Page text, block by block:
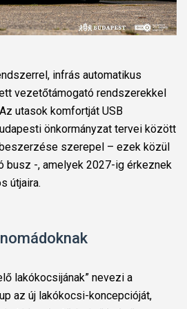
infrás automatikus
vezetőtámogató rendszerekkel
utasok komfortját USB
önkormányzat tervei között
szerepel – ezek közül
busz -, amelyek 2027-ig érkeznek
útjaira.
lakókocsijának” nevezi a
az új lakókocsi-koncepcióját,